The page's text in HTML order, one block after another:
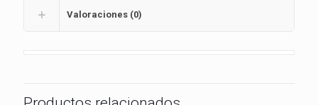
Valoraciones (0)